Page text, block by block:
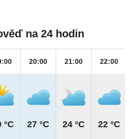
na 24 hodin
°C
20:00
27 °C
21:00
24 °C
22:00
22 °C